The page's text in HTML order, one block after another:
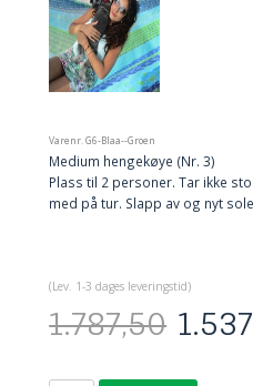
Varenr.G6-Blaa--Groen
Medium hengekøye (Nr. 3)
Plass til 2 personer. Tar ikke
med på tur. Slapp av og nyt
(Lev. 1-3 dages leveringstid)
1.787,50